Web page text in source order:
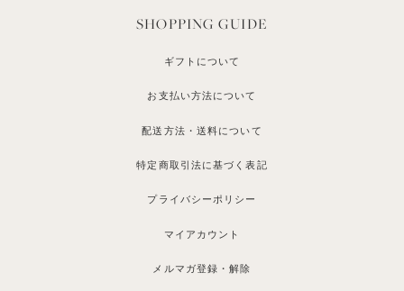
SHOPPING GUIDE
ギフトについて
お支払い方法について
配送方法・送料について
特定商取引法に基づく表記
プライバシーポリシー
マイアカウント
メルマガ登録・解除